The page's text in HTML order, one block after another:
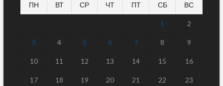
ПН ВТ СР ЧТ ПТ СБ ВС
1 2
3 4 5 6 7 8 9
10 11 12 13 14 15 16
17 18 19 20 21 22 23